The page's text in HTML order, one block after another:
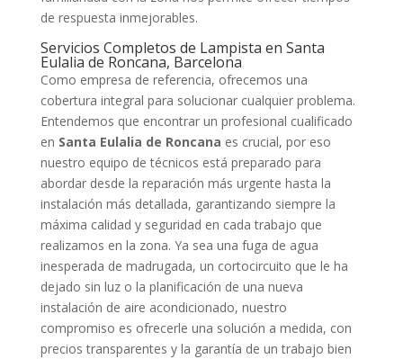
de respuesta inmejorables.
Servicios Completos de Lampista en Santa
Eulalia de Roncana, Barcelona
Como empresa de referencia, ofrecemos una
cobertura integral para solucionar cualquier problema.
Entendemos que encontrar un profesional cualificado
en Santa Eulalia de Roncana es crucial, por eso
nuestro equipo de técnicos está preparado para
abordar desde la reparación más urgente hasta la
instalación más detallada, garantizando siempre la
máxima calidad y seguridad en cada trabajo que
realizamos en la zona. Ya sea una fuga de agua
inesperada de madrugada, un cortocircuito que le ha
dejado sin luz o la planificación de una nueva
instalación de aire acondicionado, nuestro
compromiso es ofrecerle una solución a medida, con
precios transparentes y la garantía de un trabajo bien